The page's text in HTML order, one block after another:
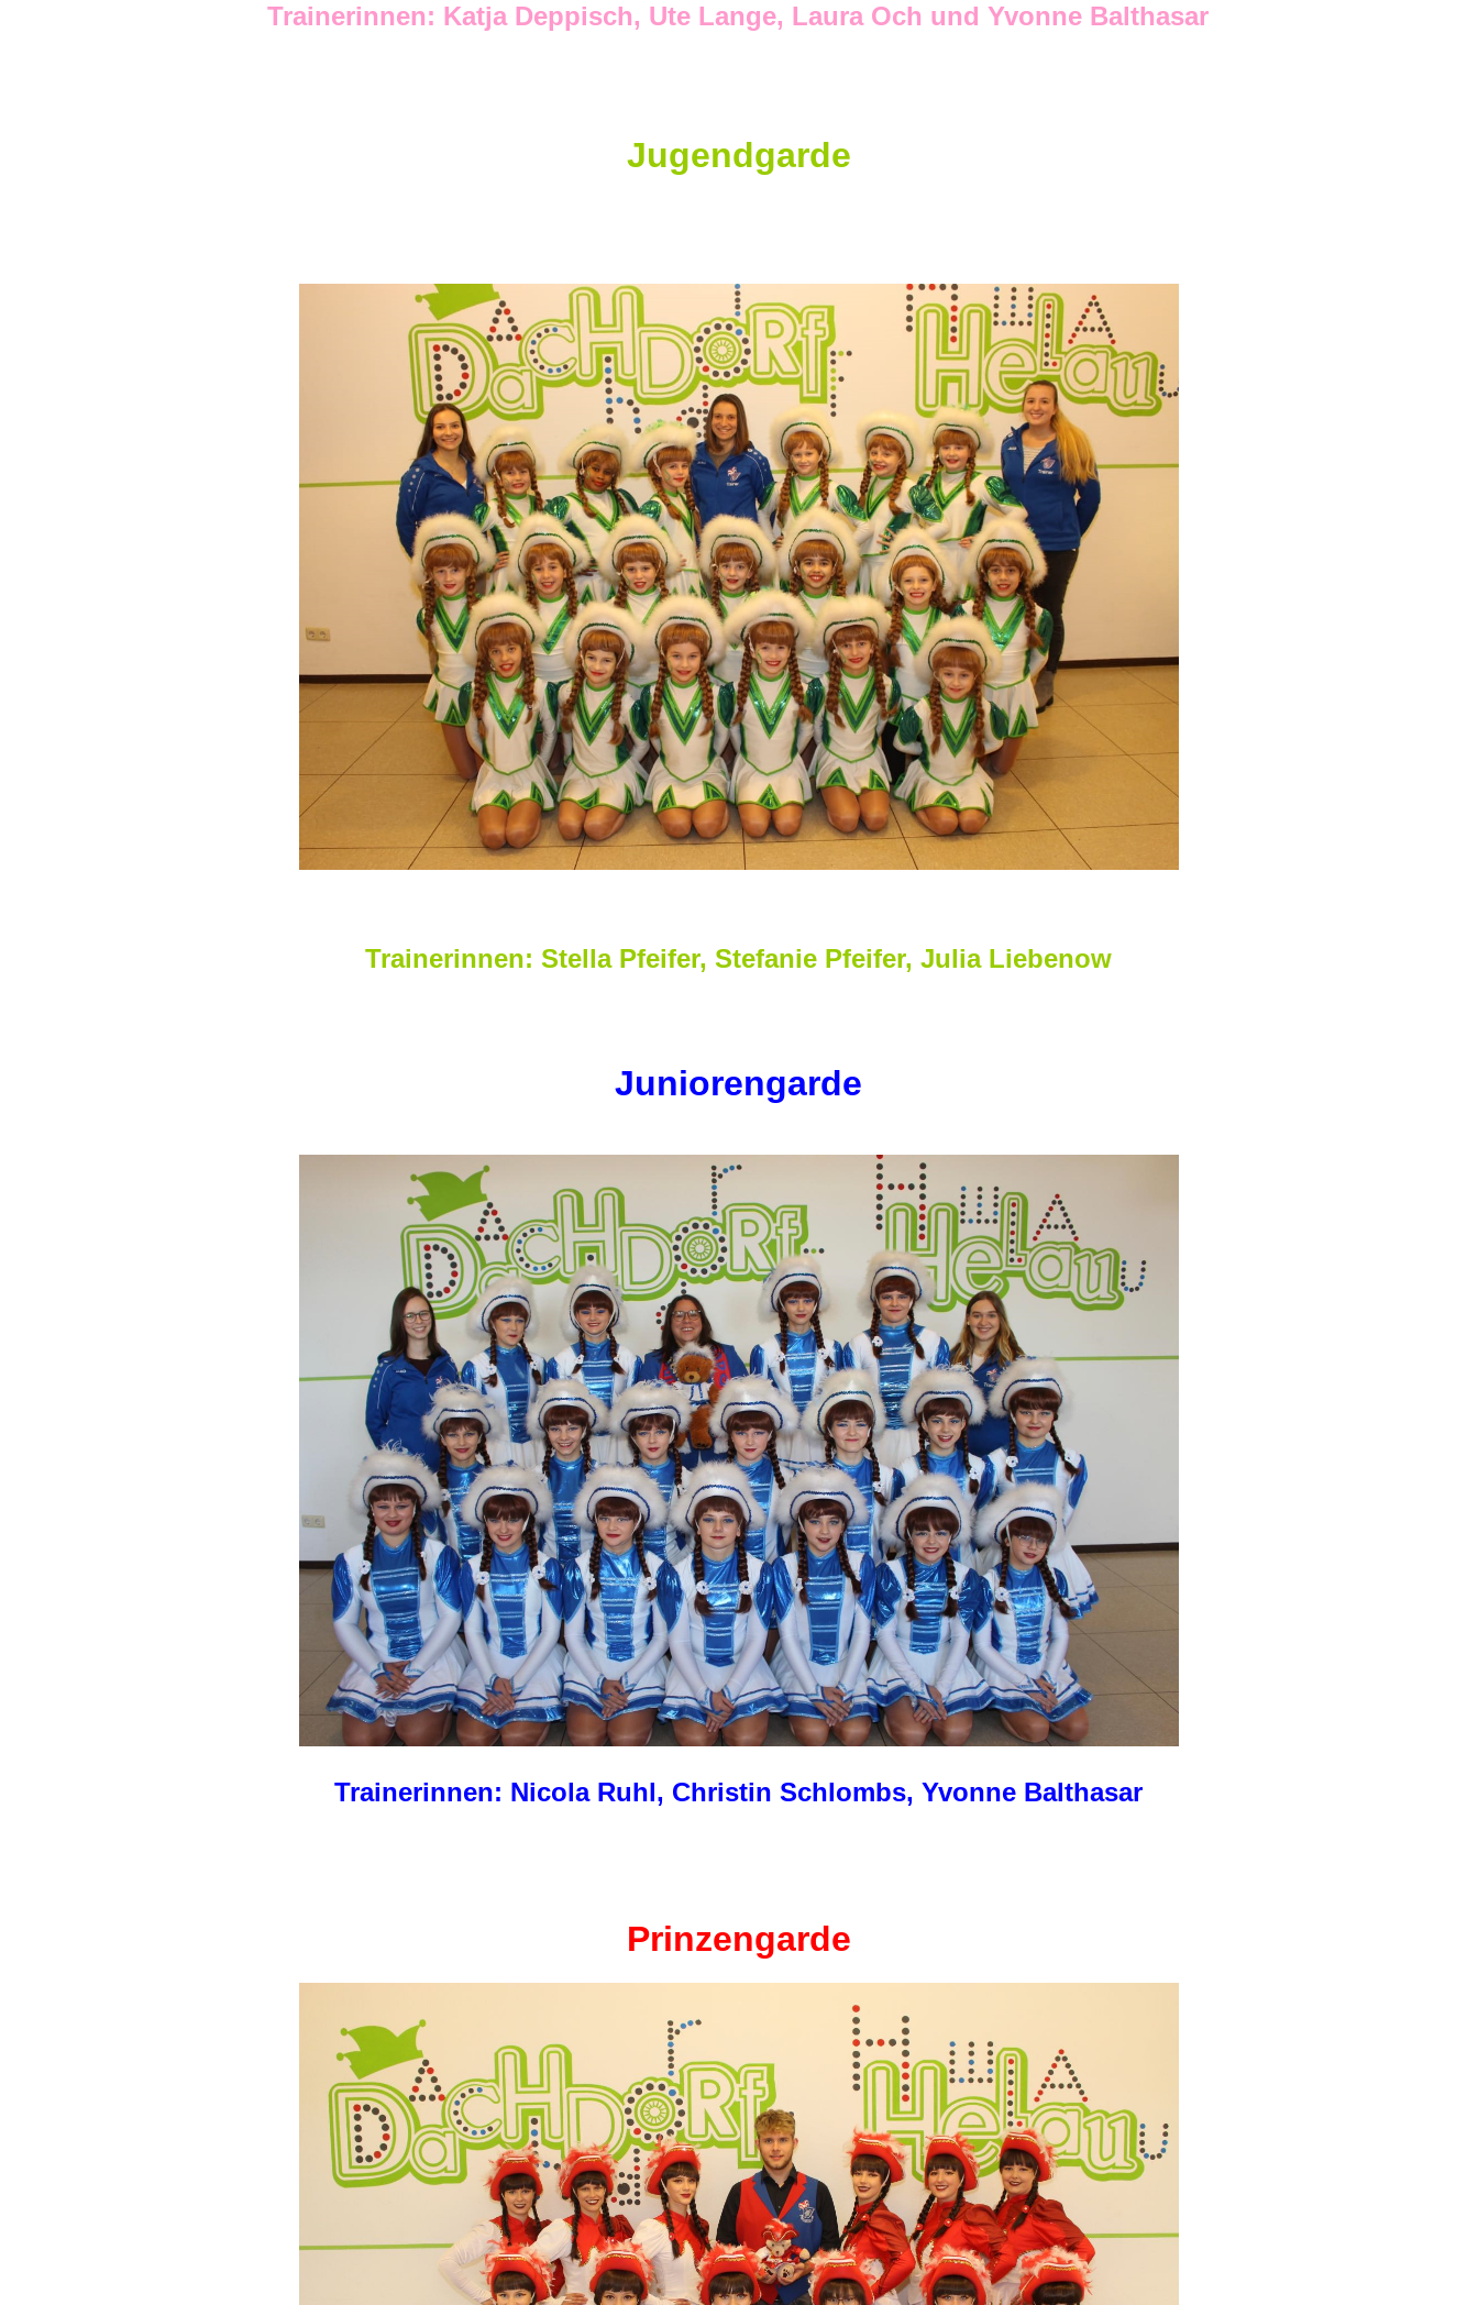
Trainerinnen: Katja Deppisch, Ute Lange, Laura Och und Yvonne Balthasar
Jugendgarde
Trainerinnen: Stella Pfeifer, Stefanie Pfeifer, Julia Liebenow
Juniorengarde
Trainerinnen: Nicola Ruhl, Christin Schlombs, Yvonne Balthasar
Prinzengarde